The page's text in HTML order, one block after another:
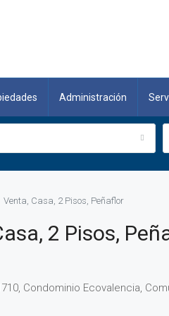
Administración
Venta, Casa, 2 Pisos, Peñaflor
2 Pisos,
Condominio Ecovalencia,